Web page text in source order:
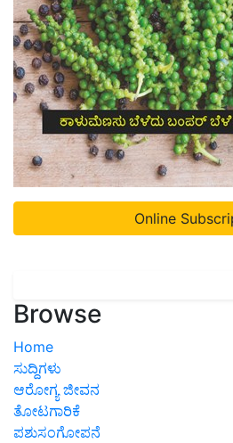
Online
Browse
Home
ಸುದ್ದಿಗಳು
ಆರೋಗ್ಯ ಜೀವನ
ತೋಟಗಾರಿಕೆ
ಪಶುಸಂಗೋಪನೆ